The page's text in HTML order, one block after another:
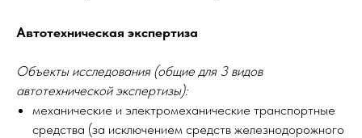
Автотехническая экспертиза
Объекты исследования (общие для 3 видов
автотехнической экспертизы):
механические и электромеханические транспортные
средства (за исключением средств железнодорожного